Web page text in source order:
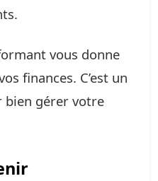
vous donne
finances. C’est un
bien gérer votre